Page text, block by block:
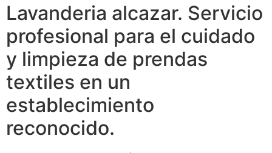
Lavanderia alcazar. Servicio
profesional para el cuidado
y limpieza de prendas
textiles en un
establecimiento
reconocido.